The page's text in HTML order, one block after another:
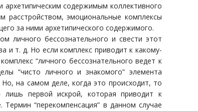
архетипическим содержимым коллективного
расстройством, эмоциональные комплексы
за ними архетипического содержимого.
личного бессознательного и свести этот
и т. д. Но если комплекс приводит к какому-
“личного бессознательного ведет к
“чисто личного и знакомого” элемента
на самом деле, когда это происходит, то
лишь первой искрой, которая приводит к
“перекомпенсация” в данном случае